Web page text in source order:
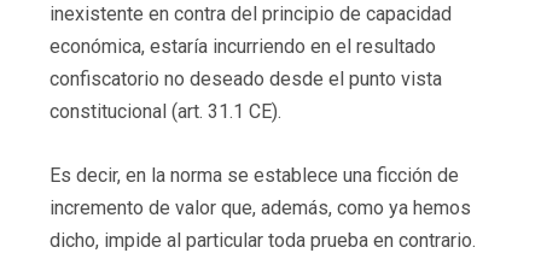
inexistente en contra del principio de capacidad
económica, estaría incurriendo en el resultado
confiscatorio no deseado desde el punto vista
constitucional (art. 31.1 CE).
Es decir, en la norma se establece una ficción de
incremento de valor que, además, como ya hemos
dicho, impide al particular toda prueba en contrario.